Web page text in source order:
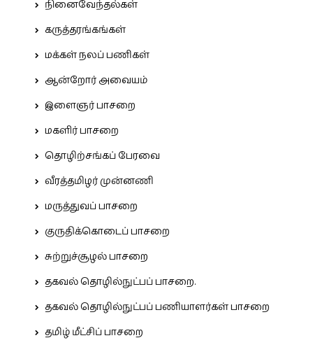
நினைவேந்தல்கள்
கருத்தரங்கங்கள்
மக்கள் நலப் பணிகள்
ஆன்றோர் அவையம்
இளைஞர் பாசறை
மகளிர் பாசறை
தொழிற்சங்கப் பேரவை
வீரத்தமிழர் முன்னணி
மருத்துவப் பாசறை
குருதிக்கொடைப் பாசறை
சுற்றுச்சூழல் பாசறை
தகவல் தொழில்நுட்பப் பாசறை.
தகவல் தொழில்நுட்பப் பணியாளர்கள் பாசறை
தமிழ் மீட்சிப் பாசறை